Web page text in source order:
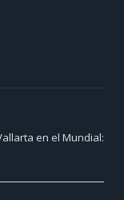
en el Mundial: